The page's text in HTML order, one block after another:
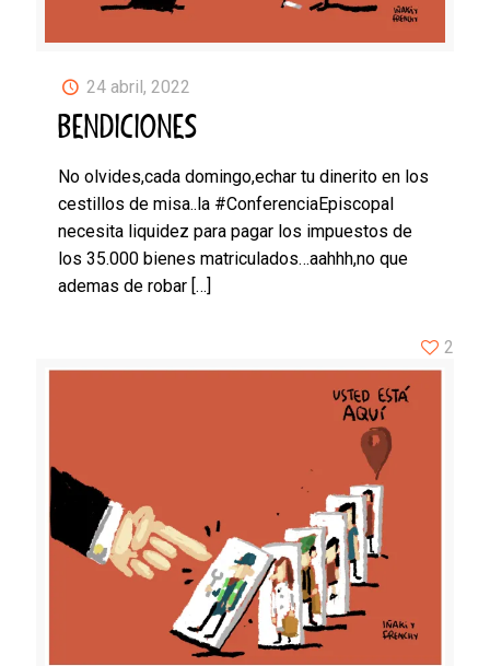
24 abril, 2022
BENDICIONES
No olvides,cada domingo,echar tu dinerito en los
cestillos de misa..la #ConferenciaEpiscopal
necesita liquidez para pagar los impuestos de
los 35.000 bienes matriculados…aahhh,no que
ademas de robar […]
2